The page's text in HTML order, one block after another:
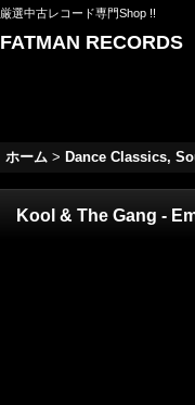
厳選中古レコード専門Shop !!
FATMAN RECORDS
ホーム > Dance Classics,
Kool & The Gang -